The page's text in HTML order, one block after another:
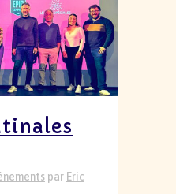
par Eric